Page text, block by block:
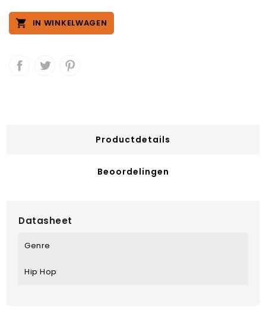
 IN WINKELWAGEN
Productdetails
Beoordelingen
Datasheet
Genre
Hip Hop